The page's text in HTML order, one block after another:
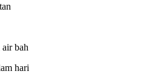
air bah
hari